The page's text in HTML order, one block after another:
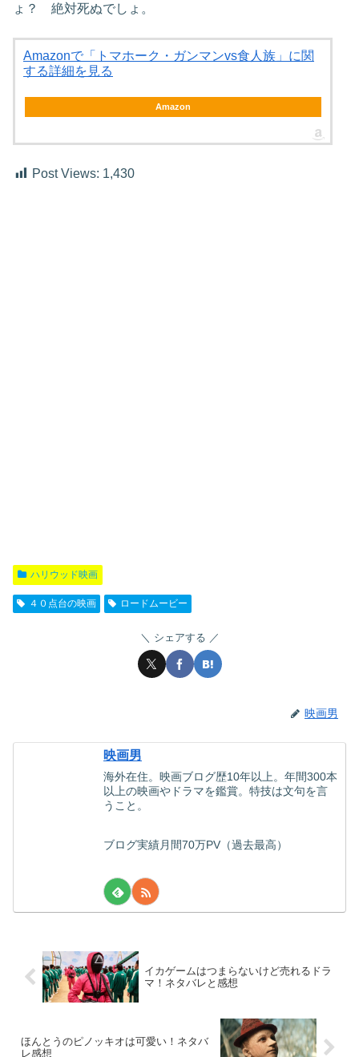
ょ？ 絶対死ぬでしょ。
Amazonで「トマホーク・ガンマンvs食人族」に関
する詳細を見る
Amazon
Post Views: 1,430
ハリウッド映画
４０点台の映画 ロードムービー
シェアする
映画男
映画男
海外在住。映画ブログ歴10年以上。年間300本
以上の映画やドラマを鑑賞。特技は文句を言
うこと。
ブログ実績月間70万PV（過去最高）
イカゲームはつまらないけど売れるドラ
マ！ネタバレと感想
ほんとうのピノッキオは可愛い！ネタバ
レ感想